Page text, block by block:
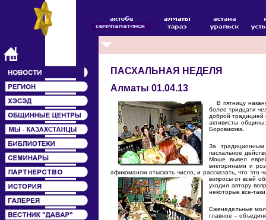
ПАСХАЛЬНАЯ НЕДЕЛЯ
Алматы 01.04.13
В пятницу
более тридцати
доброй традицией
активисты
Боровикова.
За
пасхальное
Моше вывел
викторинами и
афикоманом отыскать число, и рассказать, что
вопросы от всей
уходил автору
некоторые все-
Еженедельные
главное –